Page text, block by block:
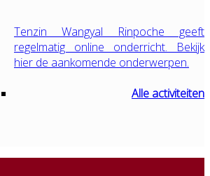
Tenzin Wangyal Rinpoche geeft
regelmatig online onderricht. Bekijk
hier de aankomende onderwerpen.
Alle activiteiten